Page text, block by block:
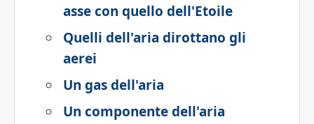
asse con quello dell'Etoile
Quelli dell'aria dirottano gli
aerei
Un gas dell'aria
Un componente dell'aria